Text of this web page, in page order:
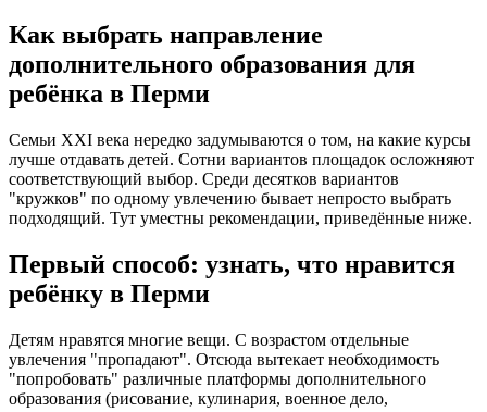
Как выбрать направление
дополнительного образования для
ребёнка в Перми
Семьи XXI века нередко задумываются о том, на какие курсы
лучше отдавать детей. Сотни вариантов площадок осложняют
соответствующий выбор. Среди десятков вариантов
"кружков" по одному увлечению бывает непросто выбрать
подходящий. Тут уместны рекомендации, приведённые ниже.
Первый способ: узнать, что нравится
ребёнку в Перми
Детям нравятся многие вещи. С возрастом отдельные
увлечения "пропадают". Отсюда вытекает необходимость
"попробовать" различные платформы дополнительного
образования (рисование, кулинария, военное дело,